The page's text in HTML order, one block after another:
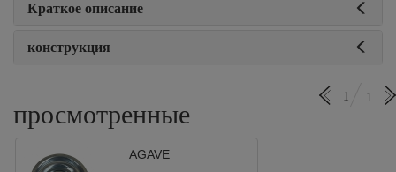
Краткое описание
конструкция
просмотренные
1 1
AGAVE